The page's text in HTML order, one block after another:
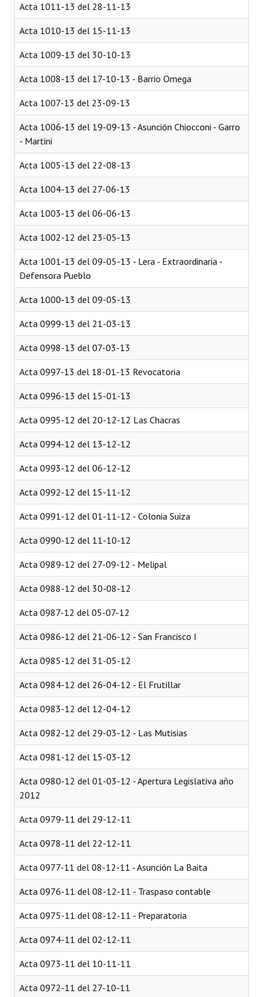
Acta 1011-13 del 28-11-13
Acta 1010-13 del 15-11-13
Acta 1009-13 del 30-10-13
Acta 1008-13 del 17-10-13 - Barrio Omega
Acta 1007-13 del 23-09-13
Acta 1006-13 del 19-09-13 - Asunción Chiocconi - Garro
- Martini
Acta 1005-13 del 22-08-13
Acta 1004-13 del 27-06-13
Acta 1003-13 del 06-06-13
Acta 1002-12 del 23-05-13
Acta 1001-13 del 09-05-13 - Lera - Extraordinaria -
Defensora Pueblo
Acta 1000-13 del 09-05-13
Acta 0999-13 del 21-03-13
Acta 0998-13 del 07-03-13
Acta 0997-13 del 18-01-13 Revocatoria
Acta 0996-13 del 15-01-13
Acta 0995-12 del 20-12-12 Las Chacras
Acta 0994-12 del 13-12-12
Acta 0993-12 del 06-12-12
Acta 0992-12 del 15-11-12
Acta 0991-12 del 01-11-12 - Colonia Suiza
Acta 0990-12 del 11-10-12
Acta 0989-12 del 27-09-12 - Melipal
Acta 0988-12 del 30-08-12
Acta 0987-12 del 05-07-12
Acta 0986-12 del 21-06-12 - San Francisco I
Acta 0985-12 del 31-05-12
Acta 0984-12 del 26-04-12 - El Frutillar
Acta 0983-12 del 12-04-12
Acta 0982-12 del 29-03-12 - Las Mutisias
Acta 0981-12 del 15-03-12
Acta 0980-12 del 01-03-12 - Apertura Legislativa año
2012
Acta 0979-11 del 29-12-11
Acta 0978-11 del 22-12-11
Acta 0977-11 del 08-12-11 - Asunción La Baita
Acta 0976-11 del 08-12-11 - Traspaso contable
Acta 0975-11 del 08-12-11 - Preparatoria
Acta 0974-11 del 02-12-11
Acta 0973-11 del 10-11-11
Acta 0972-11 del 27-10-11